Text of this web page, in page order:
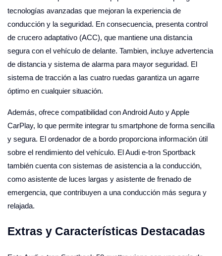
tecnologías avanzadas que mejoran la experiencia de
conducción y la seguridad. En consecuencia, presenta control
de crucero adaptativo (ACC), que mantiene una distancia
segura con el vehículo de delante. Tambien, incluye advertencia
de distancia y sistema de alarma para mayor seguridad. El
sistema de tracción a las cuatro ruedas garantiza un agarre
óptimo en cualquier situación.
Además, ofrece compatibilidad con Android Auto y Apple
CarPlay, lo que permite integrar tu smartphone de forma sencilla
y segura. El ordenador de a bordo proporciona información útil
sobre el rendimiento del vehículo. El Audi e-tron Sportback
también cuenta con sistemas de asistencia a la conducción,
como asistente de luces largas y asistente de frenado de
emergencia, que contribuyen a una conducción más segura y
relajada.
Extras y Características Destacadas